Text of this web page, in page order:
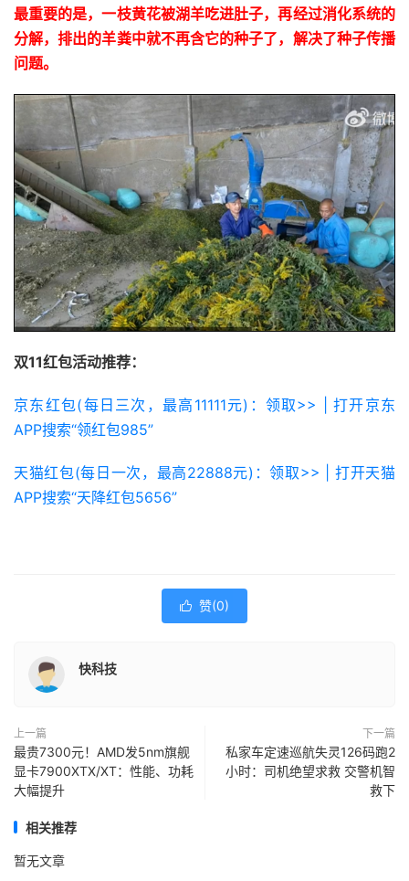
最重要的是，一枝黄花被湖羊吃进肚子，再经过消化系统的
分解，排出的羊粪中就不再含它的种子了，解决了种子传播
问题。
双11红包活动推荐：
京东红包(每日三次，最高11111元)：领取>> | 打开京东
APP搜索“领红包985”
天猫红包(每日一次，最高22888元)：领取>> | 打开天猫
APP搜索“天降红包5656”
 赞(0)
快科技
上一篇
最贵7300元！AMD发5nm旗舰
显卡7900XTX/XT：性能、功耗
大幅提升
下一篇
私家车定速巡航失灵126码跑2
小时：司机绝望求救 交警机智
救下
相关推荐
暂无文章